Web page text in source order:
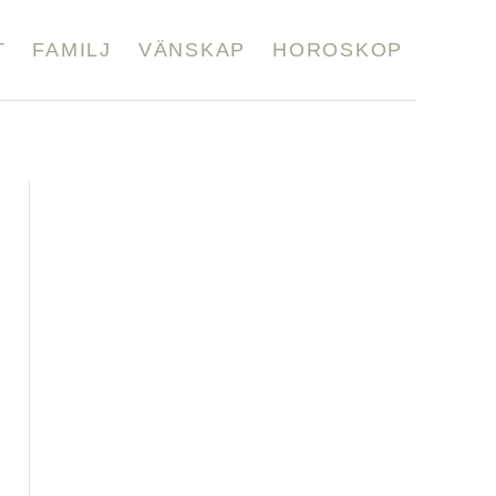
FAMILJ VÄNSKAP HOROSKOP